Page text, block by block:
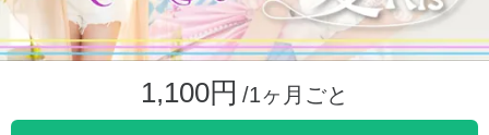
1,100円 /1ヶ月ごと